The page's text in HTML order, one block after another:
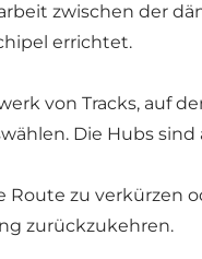
zwischen der
errichtet.
von Tracks, auf
Die Hubs
Route zu
zurückzukehren.